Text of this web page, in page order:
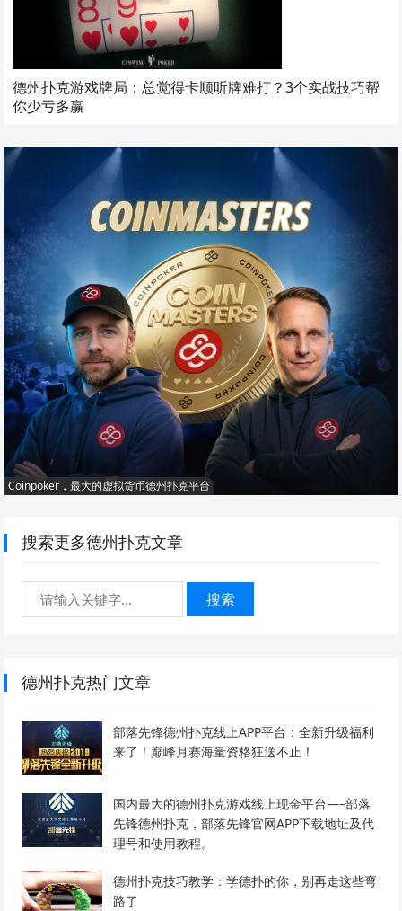
德州扑克游戏牌局：总觉得卡顺听牌难打？3个实战技巧帮
你少亏多赢
Coinpoker，最大的虚拟货币德州扑克平台
搜索更多德州扑克文章
搜索
德州扑克热门文章
部落先锋德州扑克线上APP平台：全新升级福利
来了！巅峰月赛海量资格狂送不止！
国内最大的德州扑克游戏线上现金平台—–部落
先锋德州扑克，部落先锋官网APP下载地址及代
理号和使用教程。
德州扑克技巧教学：学德扑的你，别再走这些弯
路了